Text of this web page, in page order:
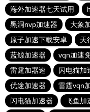
海外加速器七天试用
黑洞nvp加速器
大象
原子加速下载安卓
天
蓝鲸加速器
vqn加速
雷霆加器速
闪电猫加
优途加速器
雷霆vqn
闪电猫加速器
飞鱼加